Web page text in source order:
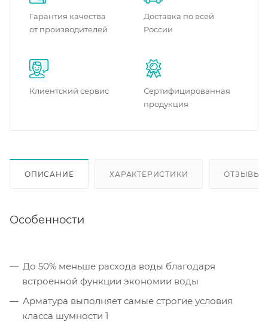
Гарантия качества
от производителей
Доставка по всей
России
Клиентский сервис
Сертифицированная
продукция
ОПИСАНИЕ ХАРАКТЕРИСТИКИ ОТЗЫВЫ
Особенности
До 50% меньше расхода воды благодаря
встроенной функции экономии воды
Арматура выполняет самые строгие условия
класса шумности 1